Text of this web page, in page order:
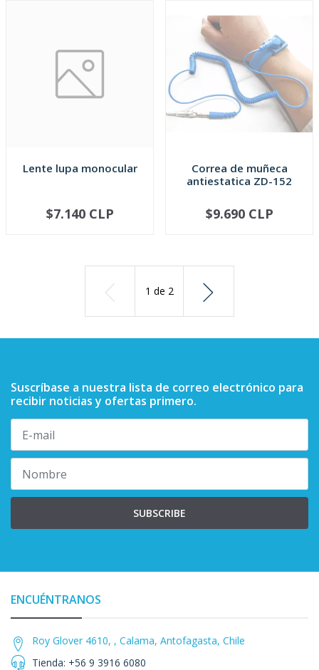
Lente lupa monocular
AGOTADO
$7.140 CLP
Correa de muñeca
antiestatica ZD-152
AGOTADO
$9.690 CLP
1 de 2
Suscríbase a nuestra lista de correo electrónico para
recibir noticias y ofertas primero.
SUBSCRIBE
ENCUÉNTRANOS
Roy Glover 4610, , Calama, Antofagasta, Chile
Tienda: +56 9 3916 6080